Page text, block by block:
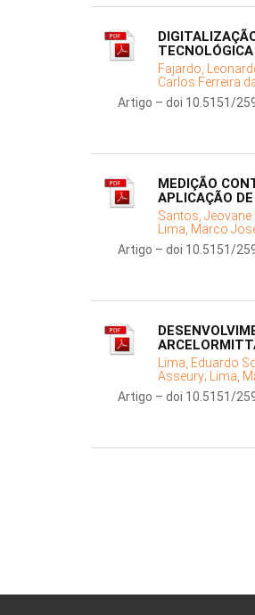
Fajardo,
Carlos Ferreira
Artigo – doi 10.5151/
MEDIÇÃO
APLICAÇÃO
Santos,
Lima, Marco
Artigo – doi 10.5151/
Lima, Eduardo
Asseury; Lima,
Artigo – doi 10.5151/